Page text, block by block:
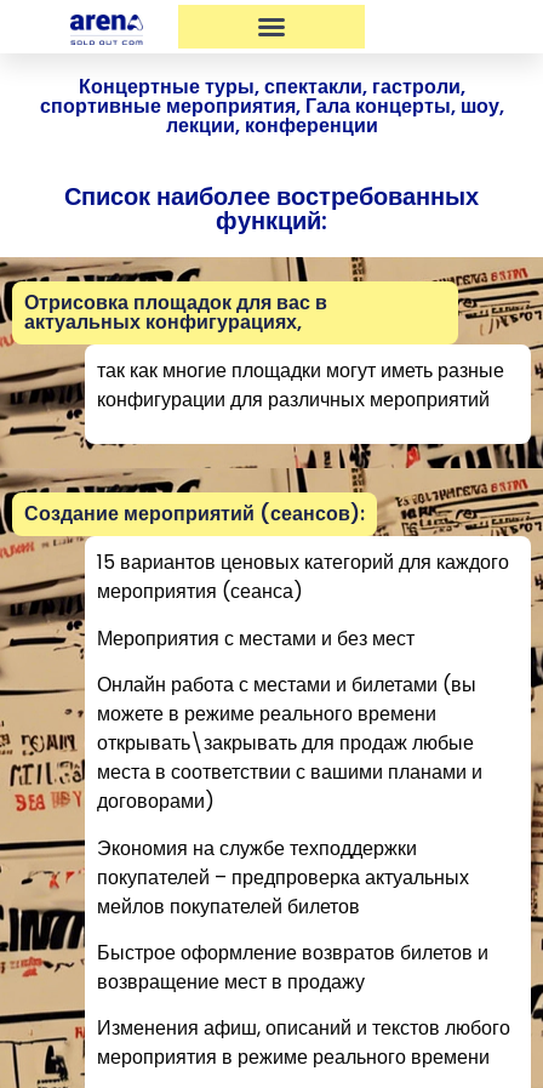
Концертные туры, спектакли, гастроли,
спортивные мероприятия, Гала концерты, шоу,
лекции, конференции
Список наиболее востребованных
функций:
Отрисовка площадок для вас в
актуальных конфигурациях,
так как многие площадки могут иметь разные
конфигурации для различных мероприятий
Создание мероприятий (сеансов):
15 вариантов ценовых категорий для каждого
мероприятия (сеанса)
Мероприятия с местами и без мест
Онлайн работа с местами и билетами (вы
можете в режиме реального времени
открывать\закрывать для продаж любые
места в соответствии с вашими планами и
договорами)
Экономия на службе техподдержки
покупателей – предпроверка актуальных
мейлов покупателей билетов
Быстрое оформление возвратов билетов и
возвращение мест в продажу
Изменения афиш, описаний и текстов любого
мероприятия в режиме реального времени